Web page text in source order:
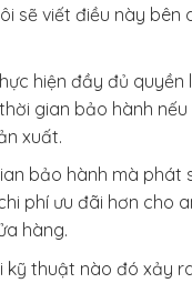
sẽ viết điều này bên
hiện đầy đủ quyền
gian bảo hành
xuất.
bảo hành mà phát
phí ưu đãi hơn cho
hàng.
kỹ thuật nào đó xảy